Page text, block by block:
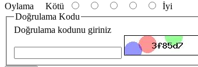
Oylama Kötü
İyi
Doğrulama Kodu
Doğrulama kodunu giriniz